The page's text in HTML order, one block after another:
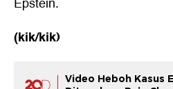
(kik/kik)
Video Heboh Kasus